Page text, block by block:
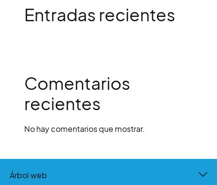
Entradas recientes
Comentarios
recientes
No hay comentarios que mostrar.
Árbol web